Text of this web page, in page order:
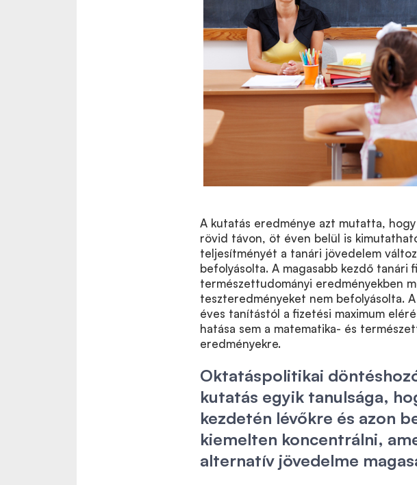
A kutatás eredménye azt mutatta,
rövid távon, öt éven belül is
teljesítményét a tanári jövedelem
befolyásolta. A magasabb kezdő tanári
természettudományi eredményekben
teszteredményeket nem befolyásolta.
éves tanítástól a fizetési maximum
hatása sem a matematika- és
eredményekre.
Oktatáspolitikai
kutatás egyik tanulsága,
kezdetén lévőkre és azon
kiemelten koncentrálni,
alternatív jövedelme